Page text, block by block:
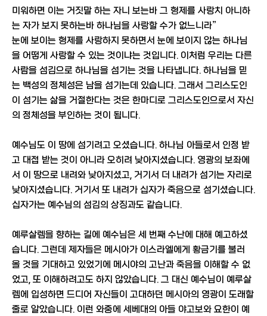
미워하면 이는 거짓말 하는 자니 보는바 그 형제를 사랑치 아니하
는 자가 보지 못하는바 하나님을 사랑할 수가 없느니라”
눈에 보이는 형제를 사랑하지 못하면서 눈에 보이지 않는 하나님
을 어떻게 사랑할 수 있는 것이냐는 것입니다. 이처럼 우리는 다른
사람을 섬김으로 하나님을 섬기는 것을 나타냅니다. 하나님을 믿
는 백성의 정체성은 남을 섬기는데 있습니다. 그래서 그리스도인
이 섬기는 삶을 거절한다는 것은 한마디로 그리스도인으로서 자신
의 정체성을 부인하는 것이 됩니다.
예수님도 이 땅에 섬기려고 오셨습니다. 하나님 아들로서 인정 받
고 대접 받는 것이 아니라 오히려 낮아지셨습니다. 영광의 보좌에
서 이 땅으로 내려와 낮아지셨고, 거기서 더 내려가 섬기는 자리로
낮아지셨습니다. 거기서 또 내려가 십자가 죽음으로 섬기셨습니다.
십자가는 예수님의 섬김의 상징과도 같습니다.
예루살렘을 향하는 길에 예수님은 세 번째 수난에 대해 예고하셨
습니다. 그런데 제자들은 메시아가 이스라엘에게 황금기를 불러
올 것을 기대하고 있었기에 메시야의 고난과 죽음을 이해할 수 없
었고, 또 이해하려고도 하지 않았습니다. 그 대신 예수님이 예루살
렘에 입성하면 드디어 자신들이 고대하던 메시아의 영광이 도래할
줄로 알았습니다. 이런 와중에 세베대의 아들 야고보와 요한이 예